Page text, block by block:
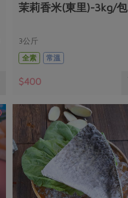
茉莉香米(東里)-3kg/包
3公斤
全素
常溫
$400